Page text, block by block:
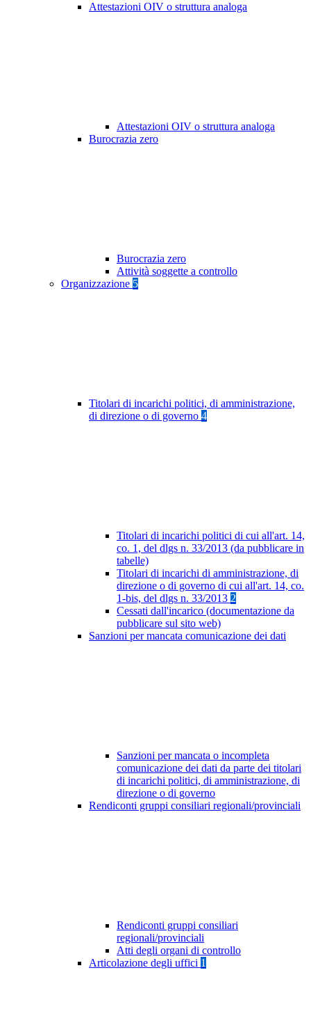
Attestazioni OIV o struttura analoga
Attestazioni OIV o struttura analoga
Burocrazia zero
Burocrazia zero
Attività soggette a controllo
Organizzazione 5
Titolari di incarichi politici, di amministrazione,
di direzione o di governo 4
Titolari di incarichi politici di cui all'art. 14,
co. 1, del dlgs n. 33/2013 (da pubblicare in
tabelle)
Titolari di incarichi di amministrazione, di
direzione o di governo di cui all'art. 14, co.
1-bis, del dlgs n. 33/2013 2
Cessati dall'incarico (documentazione da
pubblicare sul sito web)
Sanzioni per mancata comunicazione dei dati
Sanzioni per mancata o incompleta
comunicazione dei dati da parte dei titolari
di incarichi politici, di amministrazione, di
direzione o di governo
Rendiconti gruppi consiliari regionali/provinciali
Rendiconti gruppi consiliari
regionali/provinciali
Atti degli organi di controllo
Articolazione degli uffici 1